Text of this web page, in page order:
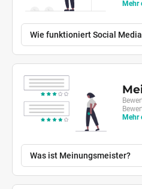
Mehr
Wie funktioniert Social
Mehr
Was ist Meinungsmeister?